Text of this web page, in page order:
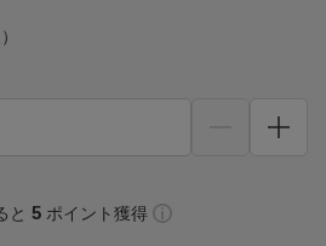
と 5 ポイント獲得